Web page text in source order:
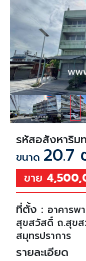
รหัสอสังหาริ
ขนาด 20.7
ขาย
ที่ตั้ง : อาคารพ
สุขสวัสดิ์ ถ.สุขส
สมุทรปราการ
รายละเอียด